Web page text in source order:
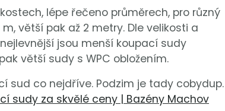
lépe řečeno průměrech, pro různý
větší pak až 2 metry. Dle velikosti a
jsou menší koupací sudy
větší sudy s WPC obložením.
sud co nejdříve. Podzim je tady cobydup.
sudy za skvělé ceny | Bazény Machov